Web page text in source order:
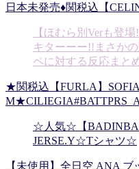
日本未発売♦関税込【
【ほむら別Verも登
キターーー!!まさか
ペに対する反応まと
★関税込【FURLA】
☆人気☆【
JERSE.Y☆Tシャツ☆
【未使用】全日空 ANA ブ